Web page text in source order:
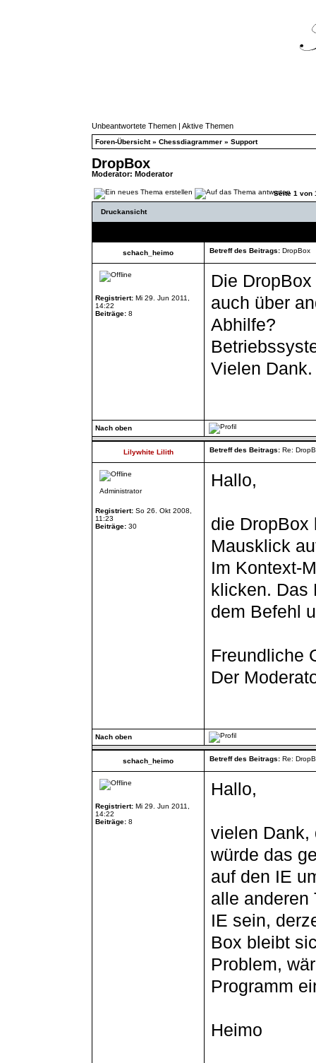
Unbeantwortete Themen | Aktive Themen
Foren-Übersicht» Chessdiagrammer » Support
DropBox
Moderator: Moderator
Seite 1 von
Druckansicht
schach_heimo Betreff des Beitrags: DropBox
Registriert: Mi 29. Jun 2011,
14:22
Beiträge: 8
Die
auch über
Abhilfe?
Vielen Dank.
Nach oben
Lilywhite Lilith Betreff des Beitrags: Re:
Administrator
Registriert: So 26. Okt 2008,
11:23
Beiträge: 30
Hallo,
die DropBox
Mausklick
Im Kontext-
klicken. Das
dem Befehl
Freundliche
Der
Nach oben
schach_heimo Betreff des Beitrags: Re:
Registriert: Mi 29. Jun 2011,
14:22
Beiträge: 8
Hallo,
vielen Dank,
würde das
auf den IE
alle anderen
IE sein,
Box bleibt
Problem,
Programm
Heimo